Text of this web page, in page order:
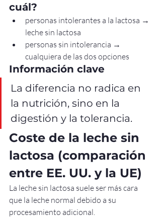
cuál?
personas intolerantes a la lactosa →
leche sin lactosa
personas sin intolerancia →
cualquiera de las dos opciones
Información clave
La diferencia no radica en
la nutrición, sino en la
digestión y la tolerancia.
Coste de la leche sin
lactosa (comparación
entre EE. UU. y la UE)
La leche sin lactosa suele ser más cara
que la leche normal debido a su
procesamiento adicional.